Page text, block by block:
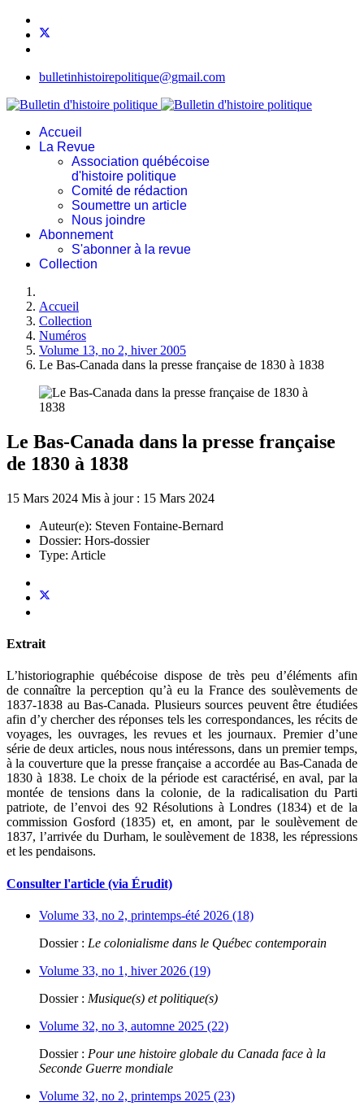
bulletinhistoirepolitique@gmail.com
Accueil
La Revue
Association québécoise
d'histoire politique
Comité de rédaction
Soumettre un article
Nous joindre
Abonnement
S'abonner à la revue
Collection
Accueil
Collection
Numéros
Volume 13, no 2, hiver 2005
Le Bas-Canada dans la presse française de 1830 à 1838
Le Bas-Canada dans la presse française
de 1830 à 1838
15 Mars 2024 Mis à jour : 15 Mars 2024
Auteur(e): Steven Fontaine-Bernard
Dossier: Hors-dossier
Type: Article
Extrait
L’historiographie québécoise dispose de très peu d’éléments afin
de connaître la perception qu’à eu la France des soulèvements de
1837-1838 au Bas-Canada. Plusieurs sources peuvent être étudiées
afin d’y chercher des réponses tels les correspondances, les récits de
voyages, les ouvrages, les revues et les journaux. Premier d’une
série de deux articles, nous nous intéressons, dans un premier temps,
à la couverture que la presse française a accordée au Bas-Canada de
1830 à 1838. Le choix de la période est caractérisé, en aval, par la
montée de tensions dans la colonie, de la radicalisation du Parti
patriote, de l’envoi des 92 Résolutions à Londres (1834) et de la
commission Gosford (1835) et, en amont, par le soulèvement de
1837, l’arrivée du Durham, le soulèvement de 1838, les répressions
et les pendaisons.
Consulter l'article (via Érudit)
Volume 33, no 2, printemps-été 2026 (18)
Dossier : Le colonialisme dans le Québec contemporain
Volume 33, no 1, hiver 2026 (19)
Dossier : Musique(s) et politique(s)
Volume 32, no 3, automne 2025 (22)
Dossier : Pour une histoire globale du Canada face à la
Seconde Guerre mondiale
Volume 32, no 2, printemps 2025 (23)